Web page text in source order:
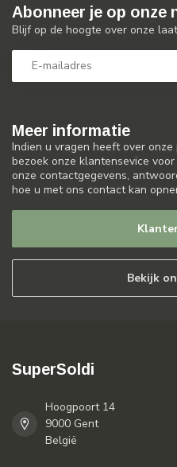
Meer informatie
Indien u vragen heeft over
bezoek onze klantensevice
onze contactgegevens,
hoe u met ons contact kan
Bekijk
Abonneer je op onze
Blijf op de hoogte over onze
SuperSoldi
Hoogpoort 14
9000 Gent
België